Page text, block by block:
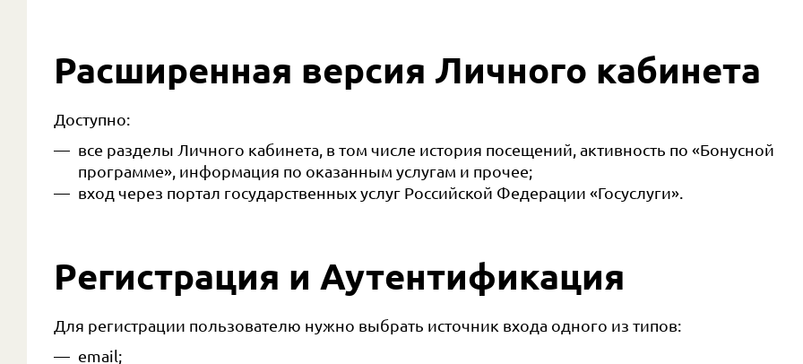
Расширенная версия Личного кабинета
Доступно:
все разделы Личного кабинета, в том числе история посещений, активность по «Бонусной
программе», информация по оказанным услугам и прочее;
вход через портал государственных услуг Российской Федерации «Госуслуги».
Регистрация и Аутентификация
Для регистрации пользователю нужно выбрать источник входа одного из типов:
email;